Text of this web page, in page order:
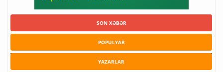
SON XƏBƏR
POPULYAR
YAZARLAR